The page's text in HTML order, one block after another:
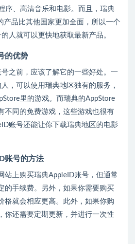
序、高清音乐和电影。而且，瑞典
产品比其他国家更加全面，所以一个
人就可以更快地获取最新产品。
的优势
之前，应该了解它的一些好处。一
，可以使用瑞典地区独有的服务，
里的游戏。而瑞典的AppStore
不同的免费游戏，这些游戏也很有
账号还能让你下载瑞典地区的电影
账号的方法
站上购买瑞典AppleID账号，但通常
的手续费。另外，如果你需要购买
格就会相应更高。此外，如果你购
你还需要定期更新，并进行一次性